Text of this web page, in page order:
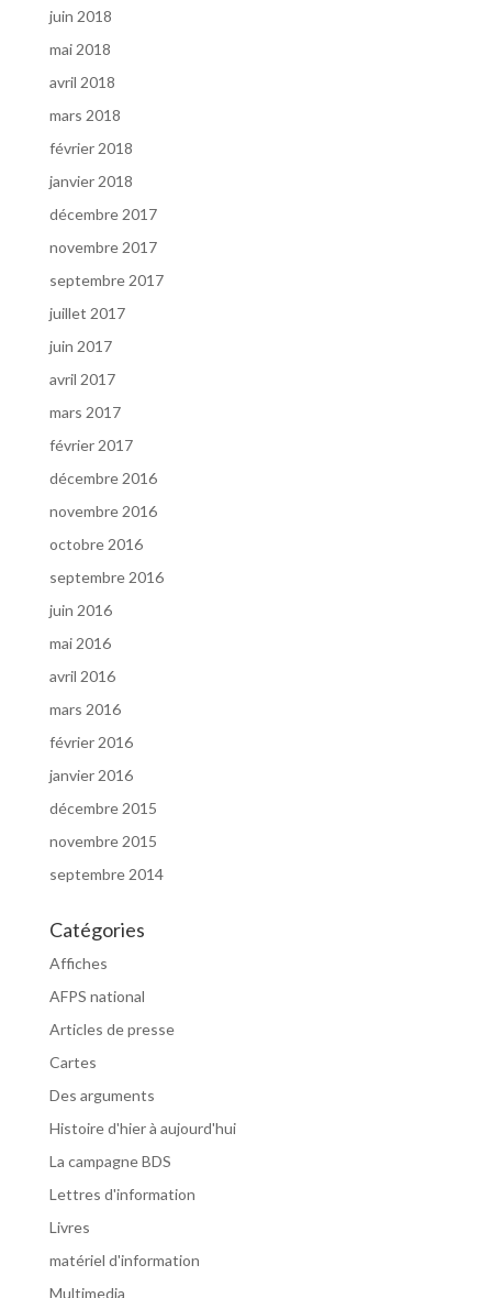
juin 2018
mai 2018
avril 2018
mars 2018
février 2018
janvier 2018
décembre 2017
novembre 2017
septembre 2017
juillet 2017
juin 2017
avril 2017
mars 2017
février 2017
décembre 2016
novembre 2016
octobre 2016
septembre 2016
juin 2016
mai 2016
avril 2016
mars 2016
février 2016
janvier 2016
décembre 2015
novembre 2015
septembre 2014
Catégories
Affiches
AFPS national
Articles de presse
Cartes
Des arguments
Histoire d'hier à aujourd'hui
La campagne BDS
Lettres d'information
Livres
matériel d'information
Multimedia